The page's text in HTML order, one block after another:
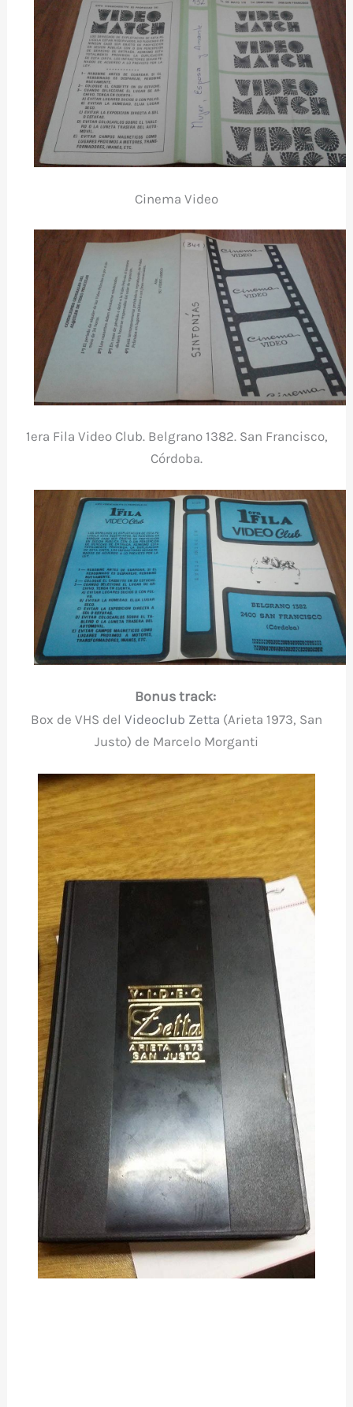
Cinema Video
1era Fila Video Club. Belgrano 1382. San Francisco,
Córdoba.
Bonus track:
Box de VHS del Videoclub Zetta (Arieta 1973, San
Justo) de Marcelo Morganti